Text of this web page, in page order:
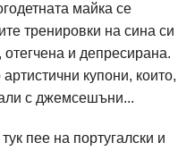
майка се
тренировки на сина си
отегчена и депресирана.
купони, които,
с джемсешъни...
пее на португалски и